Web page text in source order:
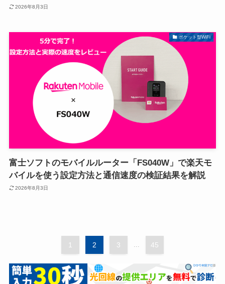
2026年8月3日
ポケット型WiFi
富士ソフトのモバイルルーター「FS040W」で楽天モ
バイルを使う設定方法と通信速度の検証結果を解説
2026年8月3日
1 2 3 45